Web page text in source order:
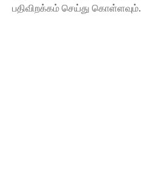
பதிவிறக்கம் செய்து கொள்ளவும்.